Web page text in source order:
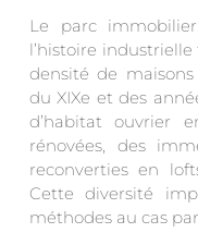
Le parc
l’histoire
densité de
du XIXe et des
d’habitat ouvrier
rénovées, des
reconverties en
Cette diversité
méthodes au cas par